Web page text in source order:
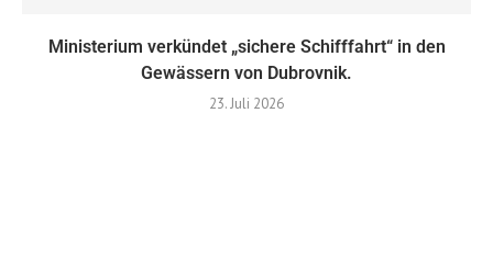
Ministerium verkündet „sichere Schifffahrt“ in den
Gewässern von Dubrovnik.
23. Juli 2026